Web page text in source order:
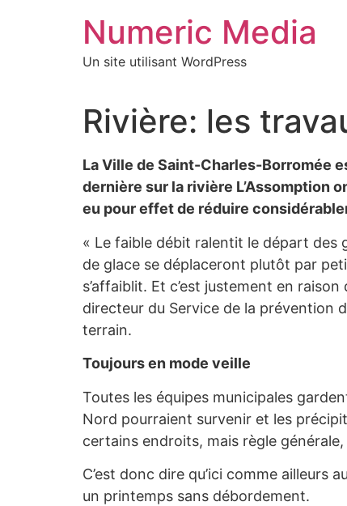
Numeric Media
Un site utilisant WordPress
Rivière: les
La Ville de Saint-Charles-Borromée
dernière sur la rivière L’Assomption
eu pour effet de réduire
« Le faible débit ralentit le départ des
de glace se déplaceront plutôt par
s’affaiblit. Et c’est justement en
directeur du Service de la prévention
terrain.
Toujours en mode veille
Toutes les équipes municipales
Nord pourraient survenir et les
certains endroits, mais règle
C’est donc dire qu’ici comme ailleurs
un printemps sans débordement.